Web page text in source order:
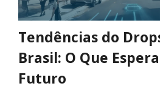
Tendências do
Brasil: O Que
Futuro